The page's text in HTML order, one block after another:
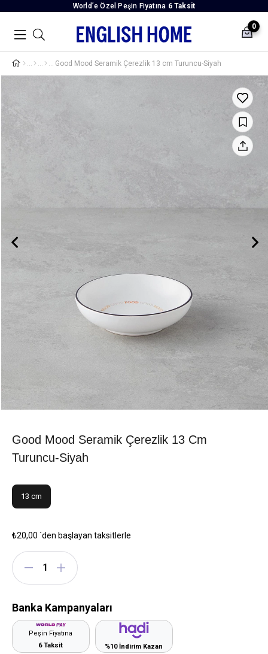
World’e Özel Peşin Fiyatına 6 Taksit
0
Good Mood Seramik Çerezlik 13 cm Turuncu-Siyah
Good Mood Seramik Çerezlik 13 Cm
Turuncu-Siyah
13 cm
₺20,00 `den başlayan taksitlerle
Banka Kampanyaları
Peşin Fiyatına
6 Taksit
%10 İndirim Kazan